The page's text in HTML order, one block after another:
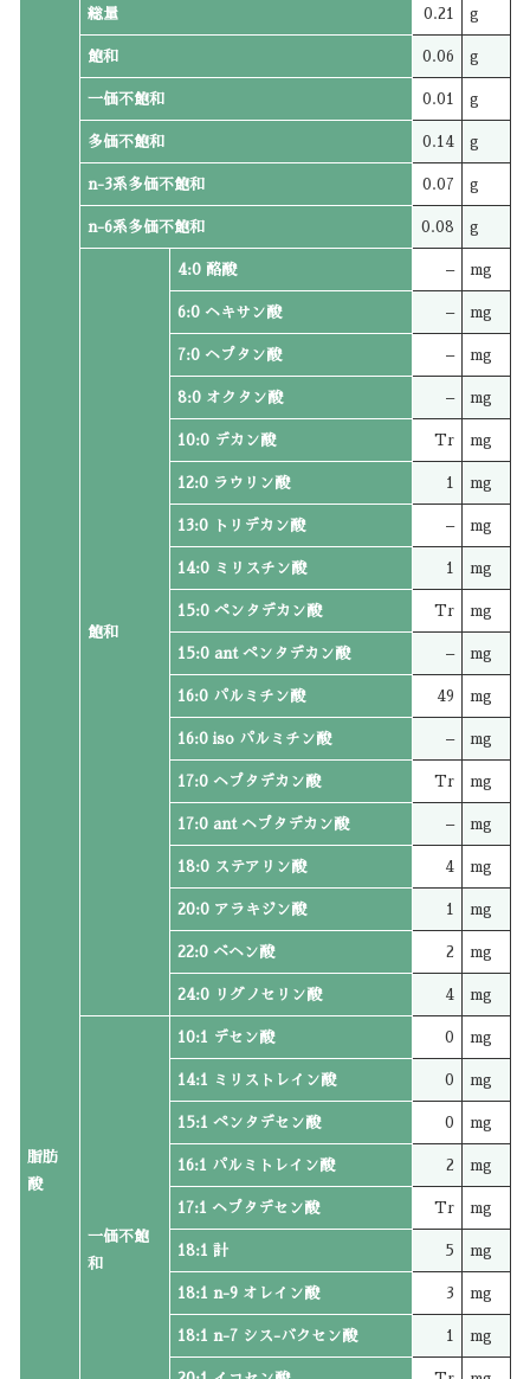
脂肪
酸
総量 0.21 g
飽和 0.06 g
一価不飽和 0.01 g
多価不飽和 0.14 g
n-3系多価不飽和 0.07 g
n-6系多価不飽和 0.08 g
飽和
4:0 酪酸 – mg
6:0 ヘキサン酸 – mg
7:0 ヘプタン酸 – mg
8:0 オクタン酸 – mg
10:0 デカン酸 Tr mg
12:0 ラウリン酸 1 mg
13:0 トリデカン酸 – mg
14:0 ミリスチン酸 1 mg
15:0 ペンタデカン酸 Tr mg
15:0 ant ペンタデカン酸 – mg
16:0 パルミチン酸 49 mg
16:0 iso パルミチン酸 – mg
17:0 ヘプタデカン酸 Tr mg
17:0 ant ヘプタデカン酸 – mg
18:0 ステアリン酸 4 mg
20:0 アラキジン酸 1 mg
22:0 ベヘン酸 2 mg
24:0 リグノセリン酸 4 mg
一価不飽
和
10:1 デセン酸 0 mg
14:1 ミリストレイン酸 0 mg
15:1 ペンタデセン酸 0 mg
16:1 パルミトレイン酸 2 mg
17:1 ヘプタデセン酸 Tr mg
18:1 計 5 mg
18:1 n-9 オレイン酸 3 mg
18:1 n-7 シス-バクセン酸 1 mg